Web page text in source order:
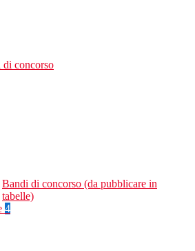
di concorso
Bandi di concorso (da pubblicare in
tabelle)
4